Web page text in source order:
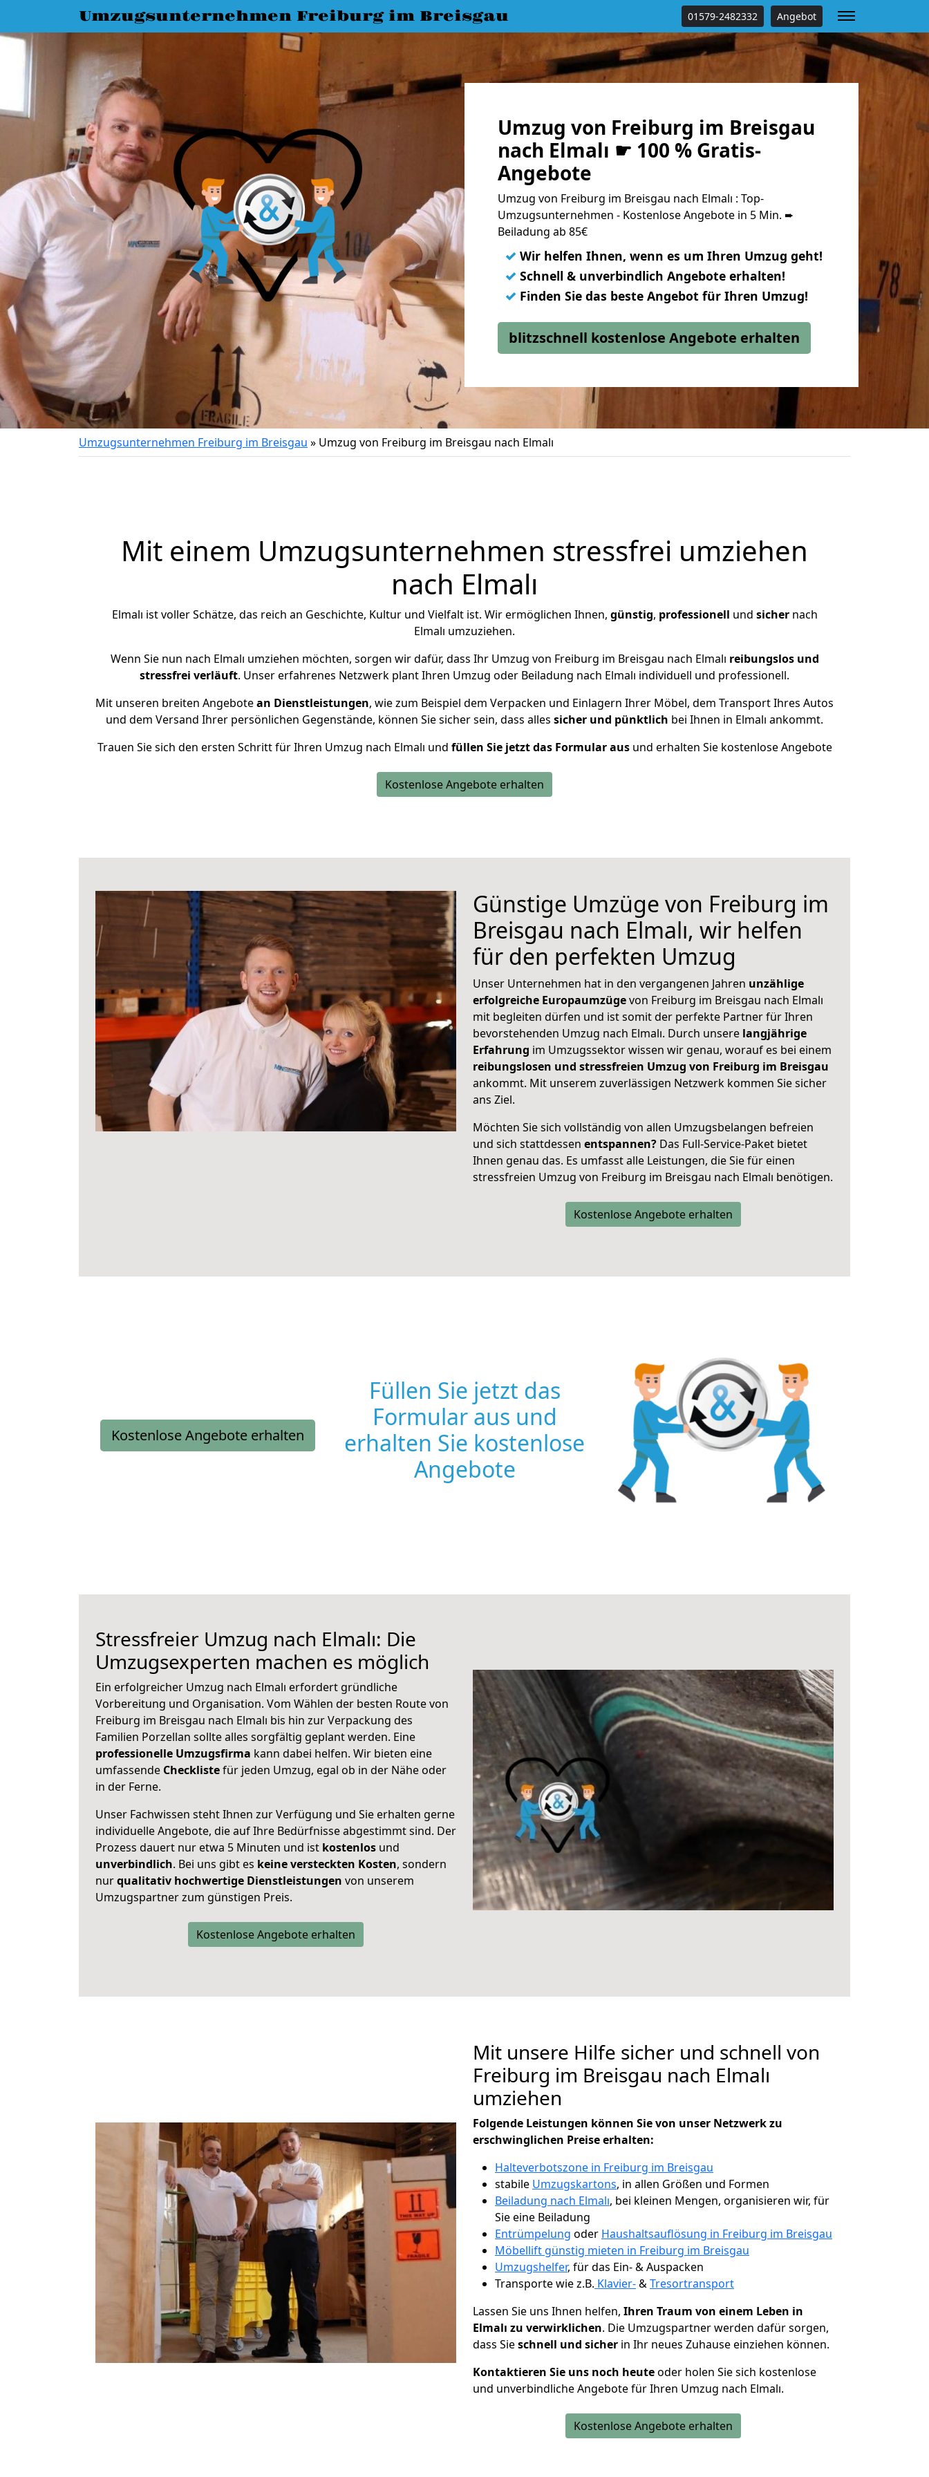
Umzugsunternehmen Freiburg im Breisgau 01579-2482332 Angebot
Umzug von Freiburg im Breisgau
nach Elmalı ☛ 100 % Gratis-
Angebote
Umzug von Freiburg im Breisgau nach Elmalı : Top-
Umzugsunternehmen - Kostenlose Angebote in 5 Min. ➨
Beiladung ab 85€
✓ Wir helfen Ihnen, wenn es um Ihren Umzug geht!
✓ Schnell & unverbindlich Angebote erhalten!
✓ Finden Sie das beste Angebot für Ihren Umzug!
blitzschnell kostenlose Angebote erhalten
Umzugsunternehmen Freiburg im Breisgau » Umzug von Freiburg im Breisgau nach Elmalı
Mit einem Umzugsunternehmen stressfrei umziehen
nach Elmalı
Elmalı ist voller Schätze, das reich an Geschichte, Kultur und Vielfalt ist. Wir ermöglichen Ihnen, günstig, professionell und sichernach
Elmalı umzuziehen.
Wenn Sie nun nach Elmalı umziehen möchten, sorgen wir dafür, dass Ihr Umzug von Freiburg im Breisgau nach Elmalı reibungslos und
stressfrei verläuft. Unser erfahrenes Netzwerk plant Ihren Umzug oder Beiladung nach Elmalı individuell und professionell.
Mit unseren breiten Angebotean Dienstleistungen, wie zum Beispiel dem Verpacken und Einlagern Ihrer Möbel, dem Transport Ihres Autos
und dem Versand Ihrer persönlichen Gegenstände, können Sie sicher sein, dass alles sicher und pünktlich bei Ihnen in Elmalı ankommt.
Trauen Sie sich den ersten Schritt für Ihren Umzug nach Elmalı und füllen Sie jetzt das Formular ausund erhalten Sie kostenlose Angebote
Kostenlose Angebote erhalten
Günstige Umzüge von Freiburg im
Breisgau nach Elmalı, wir helfen
für den perfekten Umzug
Unser Unternehmen hat in den vergangenen Jahren unzählige
erfolgreiche Europaumzügevon Freiburg im Breisgau nach Elmalı
mit begleiten dürfen und ist somit der perfekte Partner für Ihren
bevorstehenden Umzug nach Elmalı. Durch unsere langjährige
Erfahrung im Umzugssektor wissen wir genau, worauf es bei einem
reibungslosen und stressfreien Umzug von Freiburg im Breisgau
ankommt. Mit unserem zuverlässigen Netzwerk kommen Sie sicher
ans Ziel.
Möchten Sie sich vollständig von allen Umzugsbelangen befreien
und sich stattdessen entspannen? Das Full-Service-Paket bietet
Ihnen genau das. Es umfasst alle Leistungen, die Sie für einen
stressfreien Umzug von Freiburg im Breisgau nach Elmalı benötigen.
Kostenlose Angebote erhalten
Kostenlose Angebote erhalten
Füllen Sie jetzt das
Formular aus und
erhalten Sie kostenlose
Angebote
Stressfreier Umzug nach Elmalı: Die
Umzugsexperten machen es möglich
Ein erfolgreicher Umzug nach Elmalı erfordert gründliche
Vorbereitung und Organisation. Vom Wählen der besten Route von
Freiburg im Breisgau nach Elmalı bis hin zur Verpackung des
Familien Porzellan sollte alles sorgfältig geplant werden. Eine
professionelle Umzugsfirma kann dabei helfen. Wir bieten eine
umfassende Checklistefür jeden Umzug, egal ob in der Nähe oder
in der Ferne.
Unser Fachwissen steht Ihnen zur Verfügung und Sie erhalten gerne
individuelle Angebote, die auf Ihre Bedürfnisse abgestimmt sind. Der
Prozess dauert nur etwa 5 Minuten und ist kostenlos und
unverbindlich. Bei uns gibt es keine versteckten Kosten, sondern
nurqualitativ hochwertige Dienstleistungen von unserem
Umzugspartner zum günstigen Preis.
Kostenlose Angebote erhalten
Mit unsere Hilfe sicher und schnell von
Freiburg im Breisgau nach Elmalı
umziehen
Folgende Leistungen können Sie von unser Netzwerk zu
erschwinglichen Preise erhalten:
Halteverbotszone in Freiburg im Breisgau
stabile Umzugskartons, in allen Größen und Formen
Beiladung nach Elmalı, bei kleinen Mengen, organisieren wir, für
Sie eine Beiladung
Entrümpelung oder Haushaltsauflösung in Freiburg im Breisgau
Möbellift günstig mieten in Freiburg im Breisgau
Umzugshelfer, für das Ein- & Auspacken
Transporte wie z.B. Klavier-&Tresortransport
Lassen Sie uns Ihnen helfen, Ihren Traum von einem Leben in
Elmalı zu verwirklichen. Die Umzugspartner werden dafür sorgen,
dass Sieschnell und sicher in Ihr neues Zuhause einziehen können.
Kontaktieren Sie uns noch heuteoder holen Sie sich kostenlose
und unverbindliche Angebote für Ihren Umzug nach Elmalı.
Kostenlose Angebote erhalten